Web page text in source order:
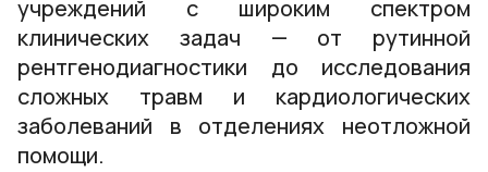
учреждений с широким спектром
клинических задач — от рутинной
рентгенодиагностики до исследования
сложных травм и кардиологических
заболеваний в отделениях неотложной
помощи.